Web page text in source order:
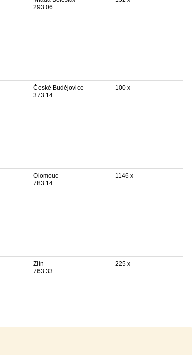
293 06
České Budějovice
373 14
100 x
Olomouc
783 14
1146 x
Zlín
763 33
225 x